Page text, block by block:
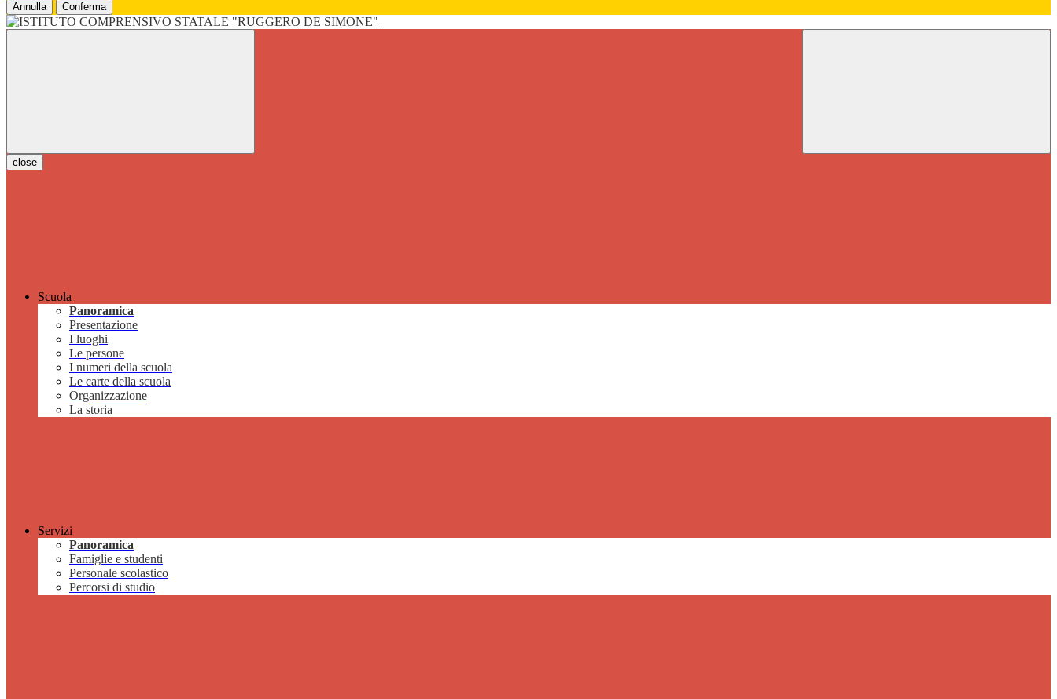
Annulla Conferma
close
Scuola
Panoramica
Presentazione
I luoghi
Le persone
I numeri della scuola
Le carte della scuola
Organizzazione
La storia
Servizi
Panoramica
Famiglie e studenti
Personale scolastico
Percorsi di studio